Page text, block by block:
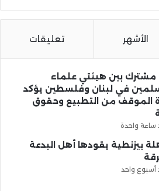
الأشهر تعليقات
مشترك بين هيئتي علماء
في لبنان وفلسطين يؤكد
الموقف من التطبيع وحقوق
ساعة واحدة
بيزنطية يقودها أهل البدعة
أسبوع واحد